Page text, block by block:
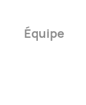
Équipe